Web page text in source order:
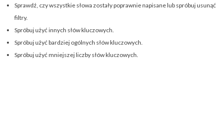
Sprawdź, czy wszystkie słowa zostały poprawnie napisane lub spróbuj usunąć
filtry.
Spróbuj użyć innych słów kluczowych.
Spróbuj użyć bardziej ogólnych słów kluczowych.
Spróbuj użyć mniejszej liczby słów kluczowych.